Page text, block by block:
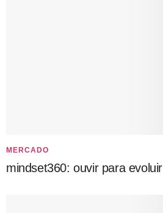
MERCADO
mindset360: ouvir para evoluir